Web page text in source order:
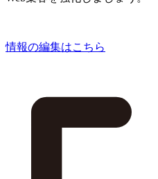
情報の編集はこちら